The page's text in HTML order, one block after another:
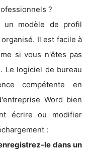
?
un modèle de profil
Il est facile à
si vous n'êtes pas
Le logiciel de bureau
compétente en
Word bien
écrire ou modifier
:
le dans un